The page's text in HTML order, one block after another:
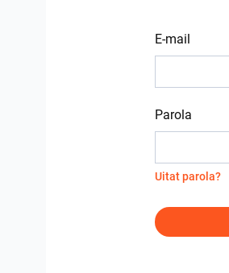
E-mail
Parola
Uitat parola?